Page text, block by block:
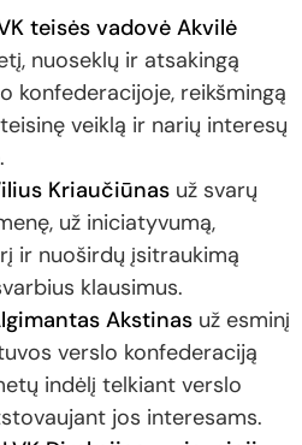
teisės vadovė Akvilė
nuoseklų ir atsakingą
konfederacijoje, reikšmingą
veiklą ir narių interesų
Kriaučiūnas už svarų
už iniciatyvumą,
ir nuoširdų įsitraukimą
klausimus.
Akstinas už esminį
verslo konfederaciją
indėlį telkiant verslo
jos interesams.